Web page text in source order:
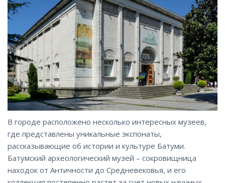
В городе расположено несколько интересных музеев,
где представлены уникальные экспонаты,
рассказывающие об истории и культуре Батуми.
Батумский археологический музей – сокровищница
находок от Античности до Средневековья, и его